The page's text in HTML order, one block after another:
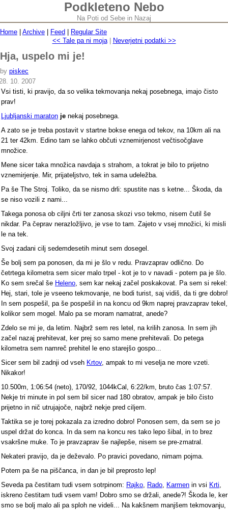
Podkleteno Nebo
Na Poti od Sebe in Nazaj
Home
Archive Feed
Regular Site
<< Tale pa ni moja| Neverjetni podatki >>
Hja, uspelo mi je!
by piskec
10. 2007
Vsi tisti, ki pravijo, da so velika tekmovanja nekaj posebnega, imajo čisto
prav!
Ljubljanski maraton je nekaj posebnega.
A zato se je treba postavit v startne bokse enega od tekov, na 10km ali na
21 ter 42km. Edino tam se lahko občuti vznemirjenost večtisočglave
množice.
Mene sicer taka množica navdaja s strahom, a tokrat je bilo to prijetno
vznemirjenje. Mir, prijateljstvo, tek in sama udeležba.
Pa še The Stroj. Toliko, da se nismo drli: spustite nas s ketne... Škoda, da
se niso vozili z nami...
Takega ponosa ob ciljni črti ter zanosa skozi vso tekmo, nisem čutil še
nikdar. Pa čeprav nerazložljivo, je vse to tam. Zajeto v vsej množici, ki misli
le na tek.
Svoj zadani cilj sedemdesetih minut sem dosegel.
Še bolj sem pa ponosen, da mi je šlo v redu. Pravzaprav odlično. Do
četrtega kilometra sem sicer malo trpel - kot je to v navadi - potem pa je šlo.
Ko sem srečal še Heleno, sem kar nekaj začel poskakovat. Pa sem si rekel:
Hej, stari, tole je vseeno tekmovanje, ne bodi turist, saj vidiš, da ti gre dobro!
In sem pospešil, pa še pospešil in na koncu od 9km naprej pravzaprav tekel,
kolikor sem mogel. Malo pa se moram namatrat, anede?
Zdelo se mi je, da letim. Najbrž sem res letel, na krilih zanosa. In sem jih
začel nazaj prehitevat, ker prej so samo mene prehitevali. Do petega
kilometra sem namreč prehitel le eno starejšo gospo...
Sicer sem bil zadnji od vseh Krtov, ampak to mi veselja ne more vzeti.
Nikakor!
10.500m, 1:06:54 (neto), 170/92, 1044kCal, 6:22/km, bruto čas 1:07:57.
Nekje tri minute in pol sem bil sicer nad 180 obratov, ampak je bilo čisto
prijetno in nič utrujajoče, najbrž nekje pred ciljem.
Taktika se je torej pokazala za izredno dobro! Ponosen sem, da sem se jo
uspel držat do konca. In da sem na koncu res tako lepo šibal, in to brez
vsakršne muke. To je pravzaprav še najlepše, nisem se pre-zmatral.
Nekateri pravijo, da je deževalo. Po pravici povedano, nimam pojma.
Potem pa še na piščanca, in dan je bil preprosto lep!
Seveda pa čestitam tudi vsem sotrpinom: Rajko, Rado, Karmen in vsi Krti,
iskreno čestitam tudi vsem vam! Dobro smo se držali, anede?! Škoda le, ker
smo se bolj malo ali pa sploh ne videli... Na kakšnem manjšem tekmovanju,